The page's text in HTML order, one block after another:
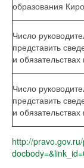
образования
Число
представить
и
Число
представить
и
http://